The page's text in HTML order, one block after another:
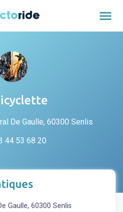
menu
De Gaulle, 60300 Senlis
44 53 68 20
Gaulle, 60300 Senlis